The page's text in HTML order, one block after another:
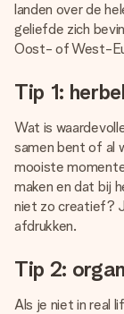
landen over de
geliefde zich
Oost- of West-
Tip 1:
Wat is
samen bent of al
mooiste
maken en dat bij
niet zo creatief?
afdrukken.
Tip 2:
Als je niet in real